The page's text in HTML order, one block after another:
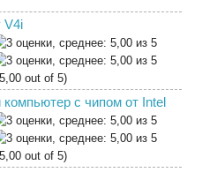
V4i
out of 5)
с чипом от Intel
out of 5)